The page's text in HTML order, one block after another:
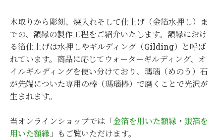
木取りから彫刻、焼入れそして仕上げ（金箔水押し）ま
での、額縁の製作工程をご紹介いたします。額縁におけ
る箔仕上げは水押しやギルディング（Gilding）と呼ば
れています。商品に応じてウォーターギルディング、オ
イルギルディングを使い分けており、瑪瑙（めのう）石
が先端についた専用の棒（瑪瑙棒）で磨くことで光沢が
生まれます。
当オンラインショップでは「金箔を用いた額縁 ・ 銀箔を
用いた額縁 」もご覧いただけます。